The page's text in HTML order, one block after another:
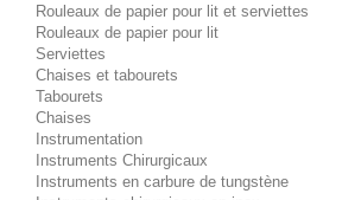
Rouleaux de papier pour lit et serviettes
Rouleaux de papier pour lit
Serviettes
Chaises et tabourets
Tabourets
Chaises
Instrumentation
Instruments Chirurgicaux
Instruments en carbure de tungstène